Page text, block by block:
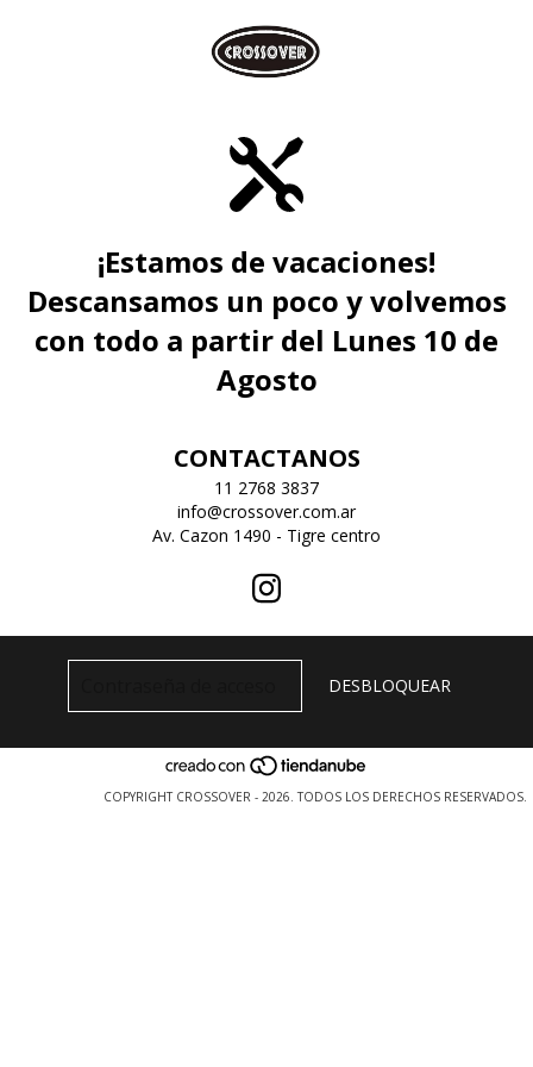
¡Estamos de vacaciones!
Descansamos un poco y volvemos
con todo a partir del Lunes 10 de
Agosto
CONTACTANOS
11 2768 3837
info@crossover.com.ar
Av. Cazon 1490 - Tigre centro
COPYRIGHT CROSSOVER - 2026. TODOS LOS DERECHOS RESERVADOS.